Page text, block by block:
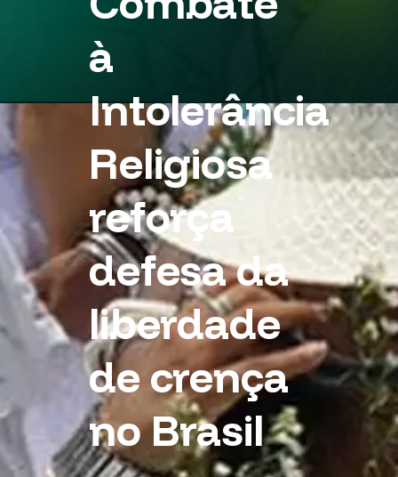
à
Intolerância
Religiosa
reforça
defesa da
liberdade
de crença
no Brasil